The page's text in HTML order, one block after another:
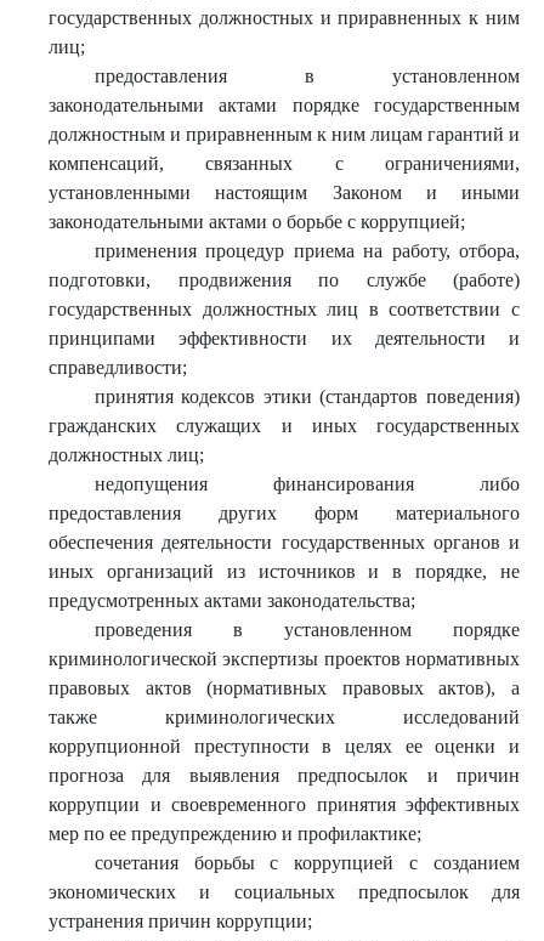
государственных должностных и приравненных к ним
лиц;
предоставления в установленном
законодательными актами порядке государственным
должностным и приравненным к ним лицам гарантий и
компенсаций, связанных с ограничениями,
установленными настоящим Законом и иными
законодательными актами о борьбе с коррупцией;
применения процедур приема на работу, отбора,
подготовки, продвижения по службе (работе)
государственных должностных лиц в соответствии с
принципами эффективности их деятельности и
справедливости;
принятия кодексов этики (стандартов поведения)
гражданских служащих и иных государственных
должностных лиц;
недопущения финансирования либо
предоставления других форм материального
обеспечения деятельности государственных органов и
иных организаций из источников и в порядке, не
предусмотренных актами законодательства;
проведения в установленном порядке
криминологической экспертизы проектов нормативных
правовых актов (нормативных правовых актов), а
также криминологических исследований
коррупционной преступности в целях ее оценки и
прогноза для выявления предпосылок и причин
коррупции и своевременного принятия эффективных
мер по ее предупреждению и профилактике;
сочетания борьбы с коррупцией с созданием
экономических и социальных предпосылок для
устранения причин коррупции;